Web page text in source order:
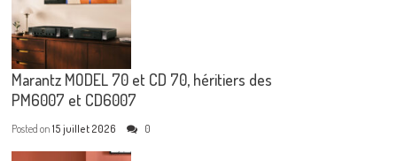
Marantz MODEL 70 et CD 70, héritiers des
PM6007 et CD6007
Posted on15 juillet 2026 0